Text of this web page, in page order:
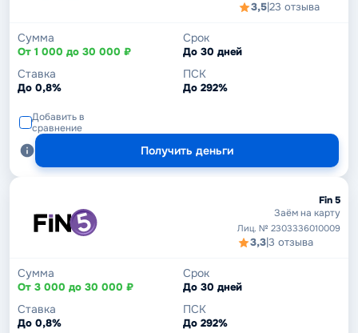
3,5|23 отзыва
Сумма
От 1 000 до 30 000 ₽
Срок
До 30 дней
Ставка
До 0,8%
ПСК
До 292%
Добавить в
сравнение
Получить деньги
Fin 5
Заём на карту
Лиц. № 2303336010009
3,3|3 отзыва
Сумма
От 3 000 до 30 000 ₽
Срок
До 30 дней
Ставка
До 0,8%
ПСК
До 292%